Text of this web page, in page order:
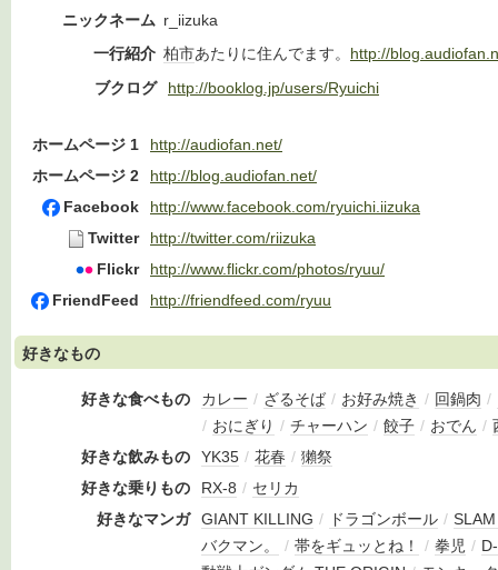
ニックネーム r_iizuka
一行紹介 柏市あたりに住んでます。 http://
ブクログ
http://booklog.jp/users/Ryuichi
ホームページ 1
http://audiofan.net/
ホームページ 2
http://blog.audiofan.net/
Facebook
http://www.facebook.com/ryuichi.iizuka
Twitter
http://twitter.com/riizuka
Flickr
http://www.flickr.com/photos/ryuu/
FriendFeed
http://friendfeed.com/ryuu
好きなもの
好きな食べもの カレー / ざるそば / お好み焼き / 回鍋肉 /
/ おにぎり / チャーハン / 餃子 / おでん /
好きな飲みもの
YK35 / 花春 / 獺祭
好きな乗りもの
RX-8 / セリカ
好きなマンガ
GIANT KILLING / ドラゴンボール /
バクマン。
/ 帯をギュッとね！ / 拳児 /